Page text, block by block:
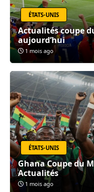
ÉTATS-UNIS
Actualités coupe
aujourd’hui
1 mois ago
ÉTATS-UNIS
Ghana Coupe du
Actualités
1 mois ago